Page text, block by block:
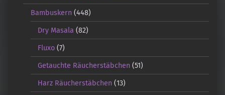
Bambuskern(448)
Dry Masala (82)
Fluxo (7)
Getauchte Räucherstäbchen (51)
Harz Räucherstäbchen (13)